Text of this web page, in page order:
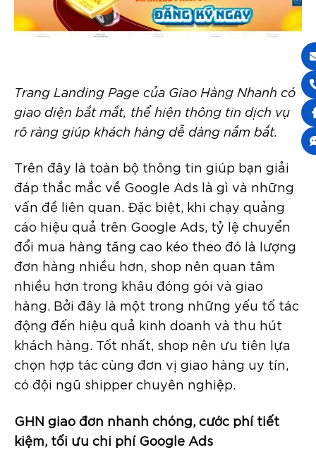
Trang Landing Page của Giao Hàng Nhanh có
giao diện bắt mắt, thể hiện thông tin dịch vụ
rõ ràng giúp khách hàng dễ dàng nắm bắt.
Trên đây là toàn bộ thông tin giúp bạn giải
đáp thắc mắc về Google Ads là gì và những
vấn đề liên quan. Đặc biệt, khi chạy quảng
cáo hiệu quả trên Google Ads, tỷ lệ chuyển
đổi mua hàng tăng cao kéo theo đó là lượng
đơn hàng nhiều hơn, shop nên quan tâm
nhiều hơn trong khâu đóng gói và giao
hàng. Bởi đây là một trong những yếu tố tác
động đến hiệu quả kinh doanh và thu hút
khách hàng. Tốt nhất, shop nên ưu tiên lựa
chọn hợp tác cùng đơn vị giao hàng uy tín,
có đội ngũ shipper chuyên nghiệp.
GHN giao đơn nhanh chóng, cước phí tiết
kiệm, tối ưu chi phí Google Ads